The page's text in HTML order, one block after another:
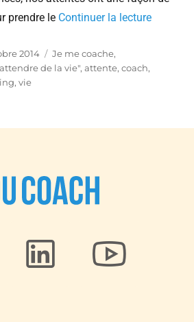
prendre le Continuer la lecture
2014 Je me coache,
de la vie",attente,coach,
,vie